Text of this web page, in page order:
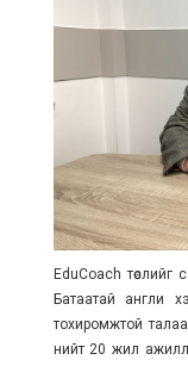
EduCoach төслийг
Батаатай англи
тохиромжтой
нийт 20 жил